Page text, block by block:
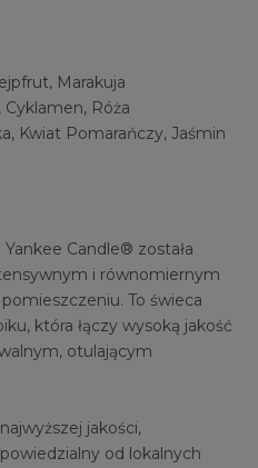
Marakuja
Róża
Kwiat Pomarańczy, Jaśmin
Candle® została
i równomiernym
To świeca
która łączy wysoką jakość
otulającym
jakości,
od lokalnych